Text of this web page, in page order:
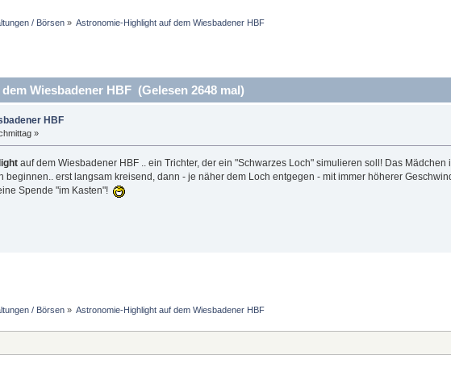
/ Börsen» Astronomie-Highlight auf dem Wiesbadener HBF
Wiesbadener HBF (Gelesen 2648 mal)
HBF
»
auf dem Wiesbadener HBF .. ein Trichter, der ein "Schwarzes Loch" simulieren soll! Das
erst langsam kreisend, dann - je näher dem Loch entgegen - mit immer höherer
Spende "im Kasten"!
/ Börsen» Astronomie-Highlight auf dem Wiesbadener HBF